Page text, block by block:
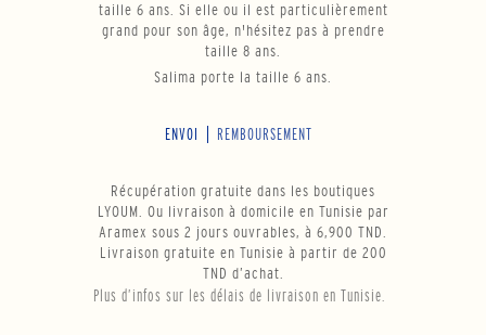
taille 6 ans. Si elle ou il est particulièrement
grand pour son âge, n'hésitez pas à prendre
taille 8 ans.
Salima porte la taille 6 ans.
ENVOI REMBOURSEMENT
Récupération gratuite dans les boutiques
LYOUM. Ou livraison à domicile en Tunisie par
Aramex sous 2 jours ouvrables, à 6,900 TND.
Livraison gratuite en Tunisie à partir de 200
TND d’achat.
Plus d’infos sur les délais de livraison en Tunisie.